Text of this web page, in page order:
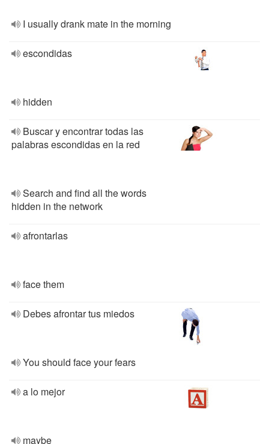
I usually drank mate in the morning
escondidas
hidden
Buscar y encontrar todas las
palabras escondidas en la red
Search and find all the words
hidden in the network
afrontarlas
face them
Debes afrontar tus miedos
You should face your fears
a lo mejor
maybe